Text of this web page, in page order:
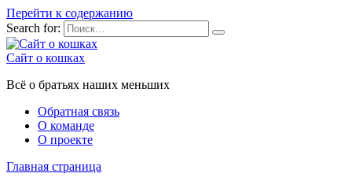
Перейти к содержанию
Search for:
Сайт о кошках
Всё о братьях наших меньших
Обратная связь
О команде
О проекте
Главная страница